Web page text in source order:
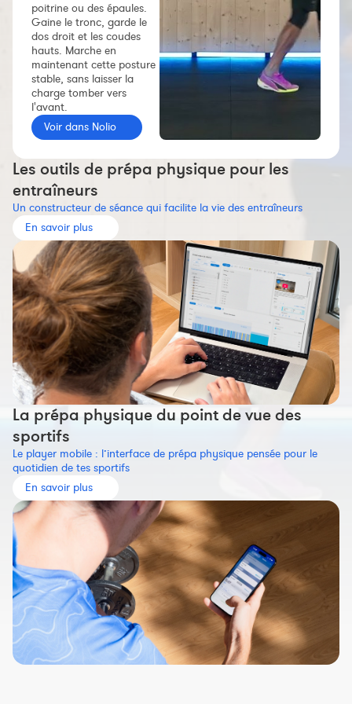
Constructeur de séances
Sportif Premium
L'équipe Nolio
FAQ
poitrine ou des épaules.
Gaine le tronc, garde le
dos droit et les coudes
hauts. Marche en
maintenant cette posture
stable, sans laisser la
charge tomber vers
l'avant.
Voir dans Nolio
Les outils de prépa physique pour les
entraîneurs
Un constructeur de séance qui facilite la vie des entraîneurs
En savoir plus
La prépa physique du point de vue des
sportifs
Le player mobile : l’interface de prépa physique pensée pour le
quotidien de tes sportifs
En savoir plus